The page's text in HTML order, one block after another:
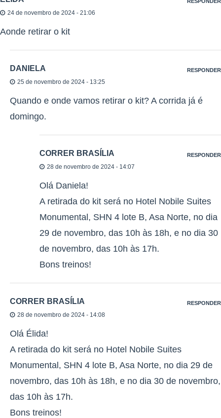
24 de novembro de 2024 - 21:06
Aonde retirar o kit
DANIELA
25 de novembro de 2024 - 13:25
Quando e onde vamos retirar o kit? A corrida já é
domingo.
RESPONDER
CORRER BRASÍLIA
28 de novembro de 2024 - 14:07
Olá Daniela!
A retirada do kit será no Hotel Nobile Suites
Monumental, SHN 4 lote B, Asa Norte, no dia
29 de novembro, das 10h às 18h, e no dia 30
de novembro, das 10h às 17h.
Bons treinos!
RESPONDER
CORRER BRASÍLIA
28 de novembro de 2024 - 14:08
Olá Élida!
A retirada do kit será no Hotel Nobile Suites
Monumental, SHN 4 lote B, Asa Norte, no dia 29 de
novembro, das 10h às 18h, e no dia 30 de novembro,
das 10h às 17h.
Bons treinos!
RESPONDER